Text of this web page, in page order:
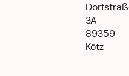
3A
89359
Kötz